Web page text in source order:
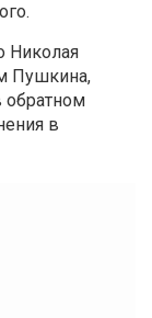
Николая
Пушкина,
обратном
в